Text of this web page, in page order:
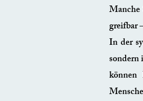
Manche
greifbar
In der